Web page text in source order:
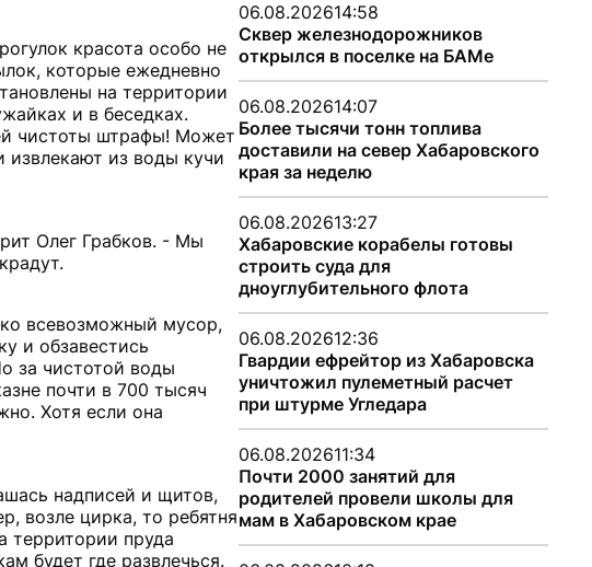
красота особо не
которые ежедневно
на территории
и в беседках.
чистоты штрафы! Может
извлекают из воды кучи
Олег Грабков. - Мы
всевозможный мусор,
и обзавестись
за чистотой воды
почти в 700 тысяч
Хотя если она
надписей и щитов,
возле цирка, то ребятня
территории пруда
будет где развлечься.
06.08.202614:58
Сквер железнодорожников
открылся в поселке на БАМе
06.08.202614:07
Более тысячи тонн топлива
доставили на север Хабаровского
края за неделю
06.08.202613:27
Хабаровские корабелы готовы
строить суда для
дноуглубительного флота
06.08.202612:36
Гвардии ефрейтор из Хабаровска
уничтожил пулеметный расчет
при штурме Угледара
06.08.202611:34
Почти 2000 занятий для
родителей провели школы для
мам в Хабаровском крае